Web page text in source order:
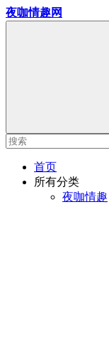
夜咖情趣网
首页
所有分类
夜咖情趣